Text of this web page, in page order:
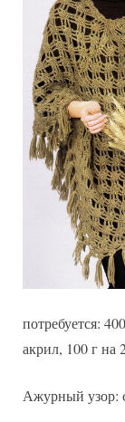
потребуется:
акрил, 100 г
Ажурный узор: